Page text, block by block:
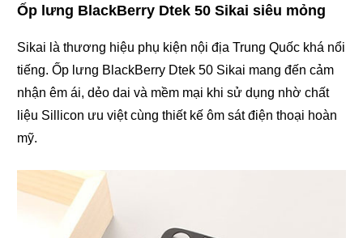
Ốp lưng BlackBerry Dtek 50 Sikai siêu mỏng
Sikai là thương hiệu phụ kiện nội địa Trung Quốc khá nổi
tiếng. Ốp lưng BlackBerry Dtek 50 Sikai mang đến cảm
nhận êm ái, dẻo dai và mềm mại khi sử dụng nhờ chất
liệu Sillicon ưu việt cùng thiết kế ôm sát điện thoại hoàn
mỹ.